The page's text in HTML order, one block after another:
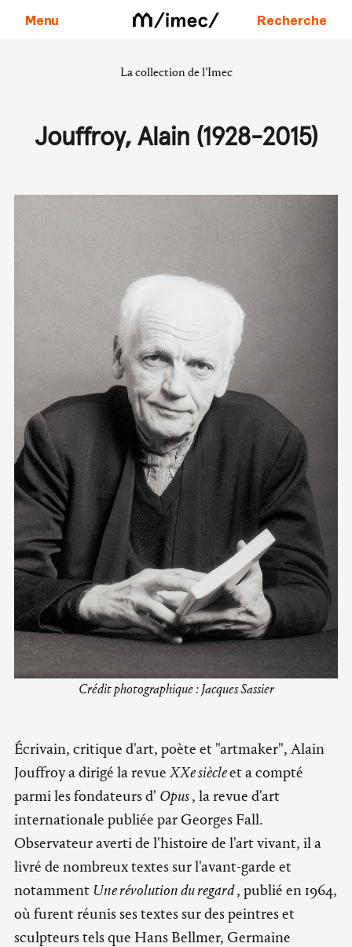
Menu Recherche
La collection de l’Imec
Jouffroy, Alain (1928-2015)
Crédit photographique : Jacques Sassier
Écrivain, critique d'art, poète et "artmaker", Alain
Jouffroy a dirigé la revueXXe siècleet a compté
parmi les fondateurs d' Opus, la revue d'art
internationale publiée par Georges Fall.
Observateur averti de l'histoire de l'art vivant, il a
livré de nombreux textes sur l'avant-garde et
notamment Une révolution du regard, publié en 1964,
où furent réunis ses textes sur des peintres et
sculpteurs tels que Hans Bellmer, Germaine